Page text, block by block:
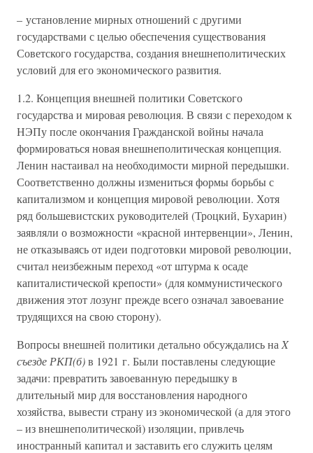
– установление мирных отношений с другими
государствами с целью обеспечения существования
Советского государства, создания внешнеполитических
условий для его экономического развития.
1.2. Концепция внешней политики Советского
государства и мировая революция. В связи с переходом к
НЭПу после окончания Гражданской войны начала
формироваться новая внешнеполитическая концепция.
Ленин настаивал на необходимости мирной передышки.
Соответственно должны измениться формы борьбы с
капитализмом и концепция мировой революции. Хотя
ряд большевистских руководителей (Троцкий, Бухарин)
заявляли о возможности «красной интервенции», Ленин,
не отказываясь от идеи подготовки мировой революции,
считал неизбежным переход «от штурма к осаде
капиталистической крепости» (для коммунистического
движения этот лозунг прежде всего означал завоевание
трудящихся на свою сторону).
Вопросы внешней политики детально обсуждались на X
съезде РКП(б)в 1921 г. Были поставлены следующие
задачи: превратить завоеванную передышку в
длительный мир для восстановления народного
хозяйства, вывести страну из экономической (а для этого
– из внешнеполитической) изоляции, привлечь
иностранный капитал и заставить его служить целям